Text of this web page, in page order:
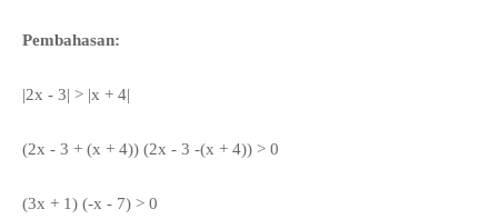
Pembahasan:
|2x - 3| > |x + 4|
(2x - 3 + (x + 4)) (2x - 3 -(x + 4)) > 0
(3x + 1) (-x - 7) > 0